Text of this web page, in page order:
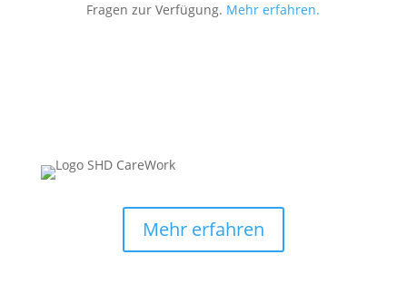
Fragen zur Verfügung. Mehr erfahren.
Mehr erfahren